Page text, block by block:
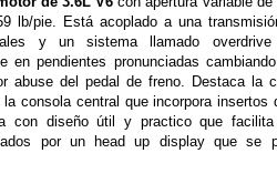
lb/pie. Está acoplado a una
y un sistema llamado
en pendientes pronunciadas
abuse del pedal de freno. Destaca la
la consola central que incorpora
con diseño útil y practico que
por un head up display que se